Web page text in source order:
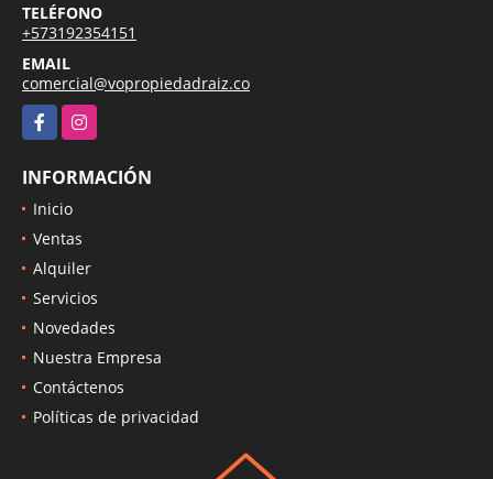
TELÉFONO
+573192354151
EMAIL
comercial@vopropiedadraiz.co
FacebookInstagram
INFORMACIÓN
Inicio
Ventas
Alquiler
Servicios
Novedades
Nuestra Empresa
Contáctenos
Políticas de privacidad